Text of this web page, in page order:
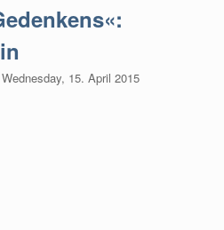
Wednesday, 15. April 2015